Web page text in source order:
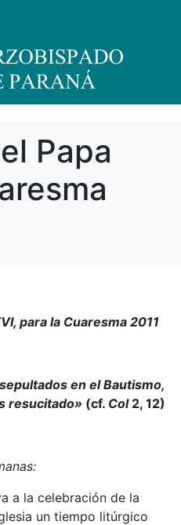
Papa
para la Cuaresma 2011
en el Bautismo,
resucitado» (cf. Col 2, 12)
a la celebración de la
un tiempo litúrgico